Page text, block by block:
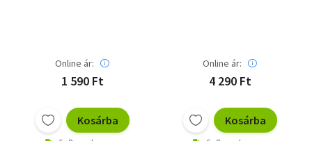
Online ár:
1 590 Ft
Kosárba
Online ár:
4 290 Ft
Kosárba